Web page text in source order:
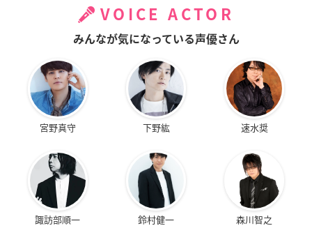
VOICE ACTOR
みんなが気になっている声優さん
宮野真守 下野紘 速水奨
諏訪部順一 鈴村健一 森川智之